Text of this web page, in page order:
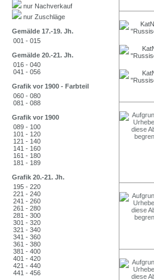
nur Nachverkauf
nur Zuschläge
Gemälde 17.-19. Jh.
001 - 015
Gemälde 20.-21. Jh.
016 - 040
041 - 056
Grafik vor 1900 - Farbteil
060 - 080
081 - 088
Grafik vor 1900
089 - 100
101 - 120
121 - 140
141 - 160
161 - 180
181 - 189
Grafik 20.-21. Jh.
195 - 220
221 - 240
241 - 260
261 - 280
281 - 300
301 - 320
321 - 340
341 - 360
361 - 380
381 - 400
401 - 420
421 - 440
441 - 456